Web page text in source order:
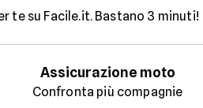
te su Facile.it. Bastano 3 minuti!
Assicurazione moto
Confronta più compagnie